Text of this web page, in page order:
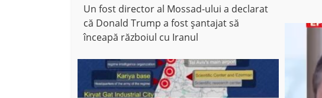
Un fost director al Mossad-ului a declarat
că Donald Trump a fost șantajat să
înceapă războiul cu Iranul